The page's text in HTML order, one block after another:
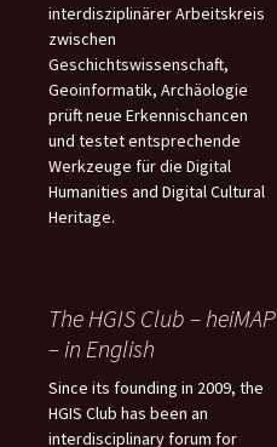
interdisziplinärer Arbeitskreis
zwischen
Geschichtswissenschaft,
Geoinformatik, Archäologie
prüft neue Erkennischancen
und testet entsprechende
Werkzeuge für die Digital
Humanities and Digital Cultural
Heritage.
The HGIS Club – heiMAP
– in English
Since its founding in 2009, the
HGIS Club has been an
interdisciplinary forum for